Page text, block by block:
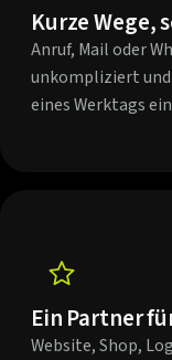
Kurze Wege,
Anruf, Mail oder
unkompliziert
eines Werktags
Ein Partner
Website, Shop,